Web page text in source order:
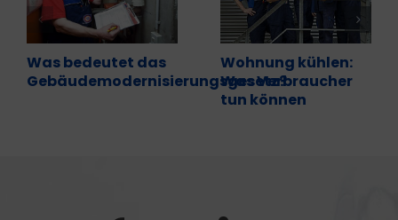
Was bedeutet das
Gebäudemodernisierungsgesetz?
Wohnung kühlen:
Was Verbraucher
tun können